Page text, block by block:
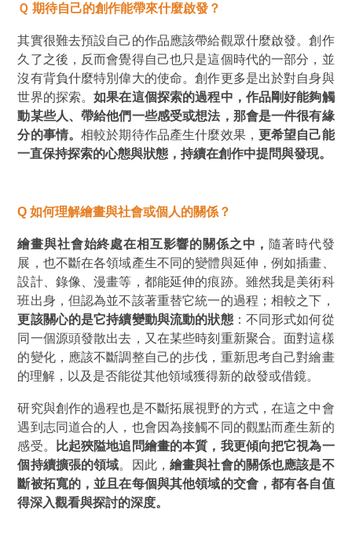
Ｑ 期待自己的創作能帶來什麼啟發？
其實很難去預設自己的作品應該帶給觀眾什麼啟發。創作
久了之後，反而會覺得自己也只是這個時代的一部分，並
沒有背負什麼特別偉大的使命。創作更多是出於對自身與
世界的探索。如果在這個探索的過程中，作品剛好能夠觸
動某些人、帶給他們一些感受或想法，那會是一件很有緣
分的事情。相較於期待作品產生什麼效果， 更希望自己能
一直保持探索的心態與狀態，持續在創作中提問與發現。
Q如何理解繪畫與社會或個人的關係？
繪畫與社會始終處在相互影響的關係之中， 隨著時代發
展，也不斷在各領域產生不同的變體與延伸，例如插畫、
設計、錄像、漫畫等，都能延伸的痕跡。雖然我是美術科
班出身，但認為並不該著重替它統一的過程；相較之下，
更該關心的是它持續變動與流動的狀態：不同形式如何從
同一個源頭發散出去，又在某些時刻重新聚合。面對這樣
的變化，應該不斷調整自己的步伐，重新思考自己對繪畫
的理解，以及是否能從其他領域獲得新的啟發或借鏡。
研究與創作的過程也是不斷拓展視野的方式，在這之中會
遇到志同道合的人，也會因為接觸不同的觀點而產生新的
感受。
比起狹隘地追問繪畫的本質，我更傾向把它視為一
個持續擴張的領域。因此， 繪畫與社會的關係也應該是不
斷被拓寬的，並且在每個與其他領域的交會，都有各自值
得深入觀看與探討的深度。